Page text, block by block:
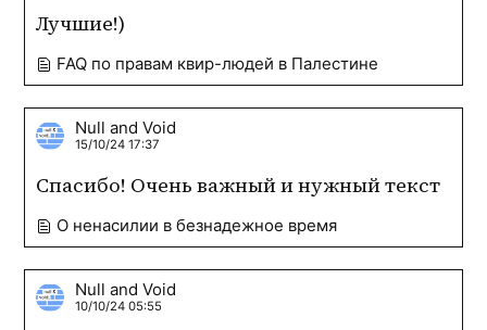
Лучшие!)
FAQ по правам квир-людей в Палестине
Null and Void
15/10/24 17:37
Спасибо! Очень важный и нужный текст
О ненасилии в безнадежное время
Null and Void
10/10/24 05:55